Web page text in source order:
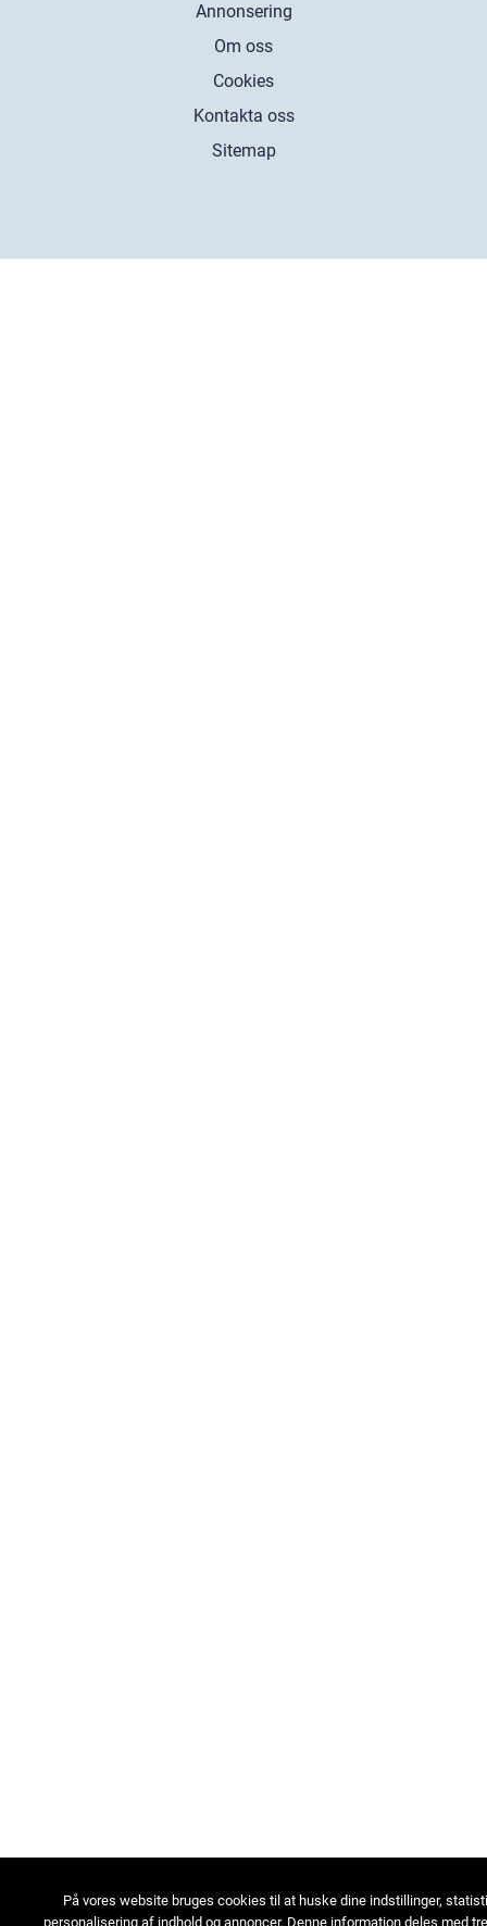
Annonsering
Om oss
Cookies
Kontakta oss
Sitemap
På vores website bruges cookies til at huske dine indstillinger,
personalisering af indhold og annoncer. Denne information deles med